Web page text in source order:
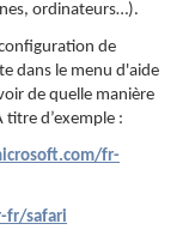
ordinateurs…).
de
dans le menu d'aide
de quelle manière
d’exemple :
fr-
fr/safari